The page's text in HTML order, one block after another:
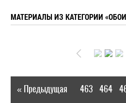
МАТЕРИАЛЫ ИЗ КАТЕГОРИИ
« Предыдущая 463 464